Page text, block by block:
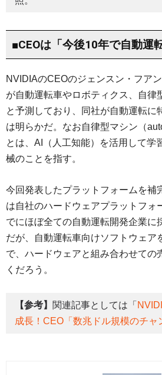
■CEOは「今後10年で自動運
NVIDIAのCEOのジェンスン・フア
が自動運転車やロボティクス、自律
と予測しており、同社が自動運転に
は明らかだ。なお自律型マシン（
とは、AI（人工知能）を活用して学
械のことを指す。
今回発表したプラットフォームを補
は自社のハードウェアプラットフォ
でにほぼ全ての自動運転開発企業に
だが、自動運転車向けソフトウェア
で、ハードウェアと組み合わせての
くだろう。
【参考】 関連記事としては「
成長！CEO「数兆ドル規模のチャ